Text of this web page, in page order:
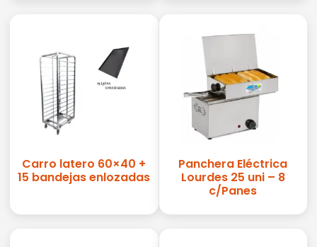
Carro latero 60×40 +
15 bandejas enlozadas
Panchera Eléctrica
Lourdes 25 uni – 8
c/Panes